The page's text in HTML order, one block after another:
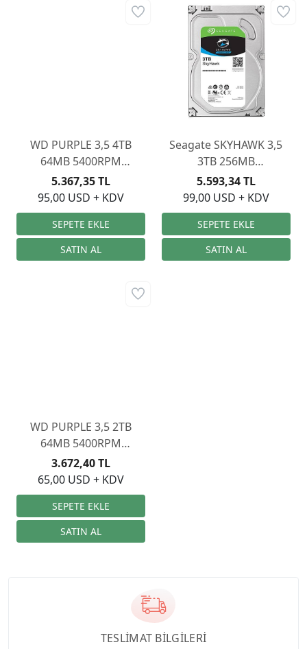
WD PURPLE 3,5 4TB
64MB 5400RPM
WD42PURZ
95,00 USD + KDV
5.367,35 TL
Seagate SKYHAWK 3,5
3TB 256MB
ST3000VX009
99,00 USD + KDV
5.593,34 TL
WD PURPLE 3,5 2TB
64MB 5400RPM
WD22PURZ
65,00 USD + KDV
3.672,40 TL
TESLİMAT BİLGİLERİ